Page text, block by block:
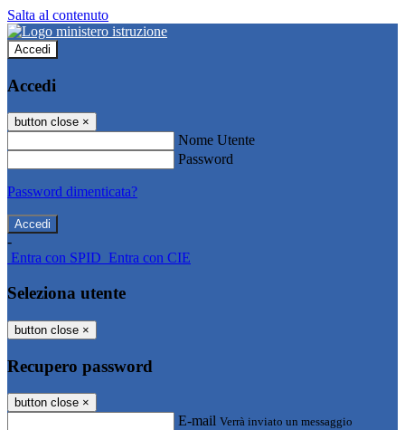
Salta al contenuto
Accedi
Accedi
button close ×
Nome Utente
Password
Password dimenticata?
-
Entra con SPID Entra con CIE
Seleziona utente
button close ×
Recupero password
button close ×
E-mail Verrà inviato un messaggio